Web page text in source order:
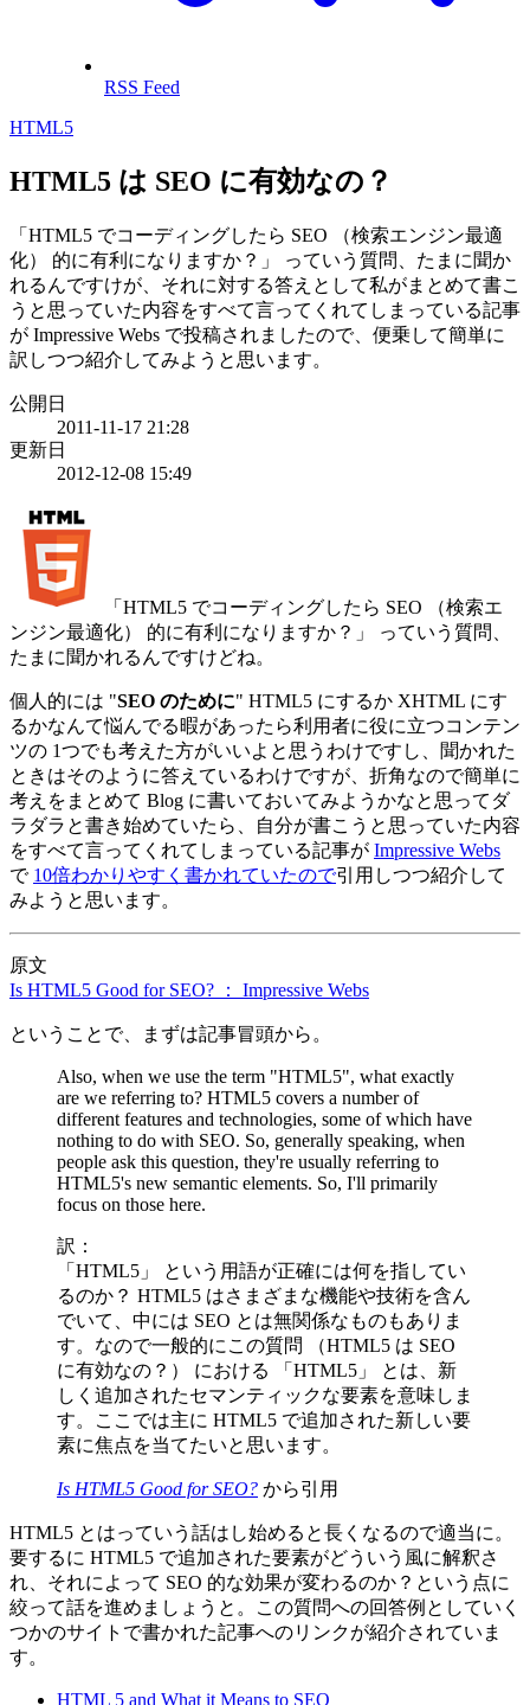
RSS Feed
HTML5
HTML5 は SEO に有効なの？
「HTML5 でコーディングしたら SEO （検索エンジン最適
化） 的に有利になりますか？」 っていう質問、たまに聞か
れるんですけが、それに対する答えとして私がまとめて書こ
うと思っていた内容をすべて言ってくれてしまっている記事
が Impressive Webs で投稿されましたので、便乗して簡単に
訳しつつ紹介してみようと思います。
公開日
2011-11-17 21:28
更新日
2012-12-08 15:49
「HTML5 でコーディングしたら SEO （検索エ
ンジン最適化） 的に有利になりますか？」 っていう質問、
たまに聞かれるんですけどね。
個人的には "SEO のために" HTML5 にするか XHTML にす
るかなんて悩んでる暇があったら利用者に役に立つコンテン
ツの 1つでも考えた方がいいよと思うわけですし、聞かれた
ときはそのように答えているわけですが、折角なので簡単に
考えをまとめて Blog に書いておいてみようかなと思ってダ
ラダラと書き始めていたら、自分が書こうと思っていた内容
をすべて言ってくれてしまっている記事が Impressive Webs
で 10倍わかりやすく書かれていたので引用しつつ紹介して
みようと思います。
原文
Is HTML5 Good for SEO? ： Impressive Webs
ということで、まずは記事冒頭から。
Also, when we use the term "HTML5", what exactly
are we referring to? HTML5 covers a number of
different features and technologies, some of which have
nothing to do with SEO. So, generally speaking, when
people ask this question, they're usually referring to
HTML5's new semantic elements. So, I'll primarily
focus on those here.
訳：
「HTML5」 という用語が正確には何を指してい
るのか？ HTML5 はさまざまな機能や技術を含ん
でいて、中には SEO とは無関係なものもありま
す。なので一般的にこの質問 （HTML5 は SEO
に有効なの？） における 「HTML5」 とは、新
しく追加されたセマンティックな要素を意味しま
す。ここでは主に HTML5 で追加された新しい要
素に焦点を当てたいと思います。
Is HTML5 Good for SEO? から引用
HTML5 とはっていう話はし始めると長くなるので適当に。
要するに HTML5 で追加された要素がどういう風に解釈さ
れ、それによって SEO 的な効果が変わるのか？という点に
絞って話を進めましょうと。この質問への回答例としていく
つかのサイトで書かれた記事へのリンクが紹介されていま
す。
HTML 5 and What it Means to SEO